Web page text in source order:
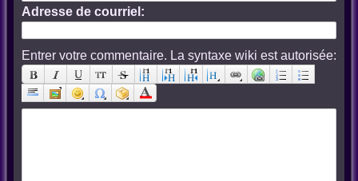
Adresse de courriel:
Entrer votre commentaire. La syntaxe wiki est autorisée: